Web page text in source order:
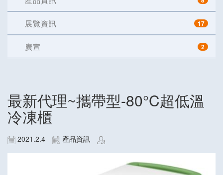
展覽資訊 17
廣宣 2
最新代理~攜帶型-80°C超低溫
冷凍櫃
2021.2.4 產品資訊